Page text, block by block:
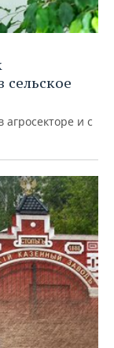
сельское
и с